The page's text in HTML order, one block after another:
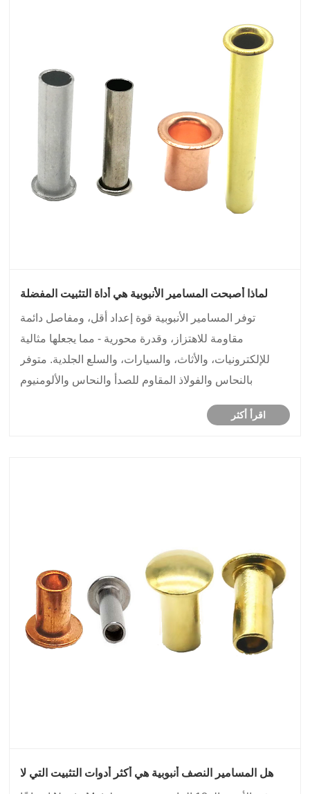
لماذا أصبحت المسامير الأنبوبية هي أداة التثبيت المفضلة
توفر المسامير الأنبوبية قوة إعداد أقل، ومفاصل دائمة
مقاومة للاهتزاز، وقدرة محورية - مما يجعلها مثالية
للإلكترونيات، والأثاث، والسيارات، والسلع الجلدية. متوفر
بالنحاس والفولاذ المقاوم للصدأ والنحاس والألومنيوم
±0.05 مم. توفر شركة Nuote Metals المسامي......
اقرأ أكثر
هل المسامير النصف أنبوبية هي أكثر أدوات التثبيت التي لا